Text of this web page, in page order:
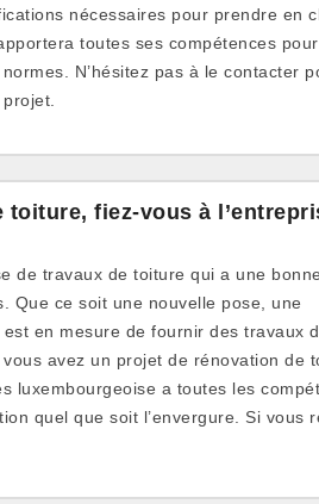
nécessaires pour prendre en
toutes ses compétences pour
N’hésitez pas à le contacter
fiez-vous à
de travaux de toiture qui a une bonne
Que ce soit une nouvelle pose, une
en mesure de fournir des travaux
avez un projet de rénovation de
luxembourgeoise a toutes les
quel que soit l’envergure. Si vous